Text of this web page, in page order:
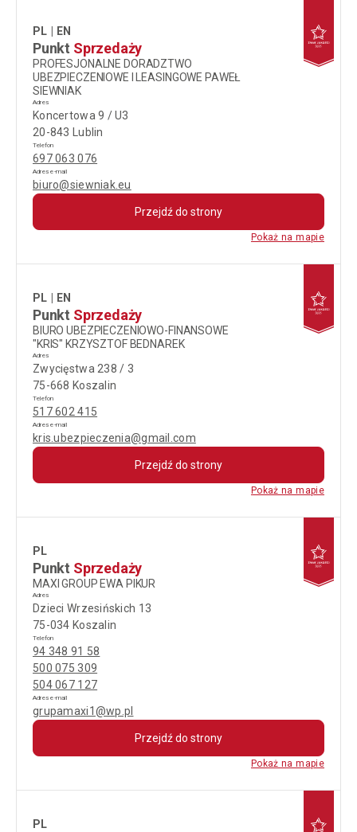
PL EN
Punkt Sprzedaży
PROFESJONALNE DORADZTWO
UBEZPIECZENIOWE I LEASINGOWE PAWEŁ
SIEWNIAK
Adres
Koncertowa 9 / U3
20-843 Lublin
Telefon
697 063 076
Adres e-mail
biuro@siewniak.eu
Przejdź do strony
Pokaż na mapie
PL EN
Punkt Sprzedaży
BIURO UBEZPIECZENIOWO-FINANSOWE
"KRIS" KRZYSZTOF BEDNAREK
Adres
Zwycięstwa 238 / 3
75-668 Koszalin
Telefon
517 602 415
Adres e-mail
kris.ubezpieczenia@gmail.com
Przejdź do strony
Pokaż na mapie
PL
Punkt Sprzedaży
MAXI GROUP EWA PIKUR
Adres
Dzieci Wrzesińskich 13
75-034 Koszalin
Telefon
94 348 91 58
500 075 309
504 067 127
Adres e-mail
grupamaxi1@wp.pl
Przejdź do strony
Pokaż na mapie
PL